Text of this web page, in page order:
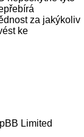
za jakýkoliv
ke
Limited